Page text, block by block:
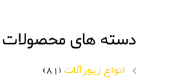
دسته های محصولات
انواع زیورآلات (81)